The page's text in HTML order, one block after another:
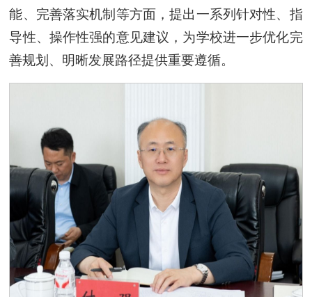
能、完善落实机制等方面，提出一系列针对性、指
导性、操作性强的意见建议，为学校进一步优化完
善规划、明晰发展路径提供重要遵循。